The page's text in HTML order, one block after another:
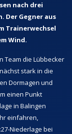
nach drei
Der Gegner aus
Trainerwechsel
Wind.
Team die Lübbecker
stark in die
Dormagen und
einen Punkt
in Balingen
einfahren,
Niederlage bei